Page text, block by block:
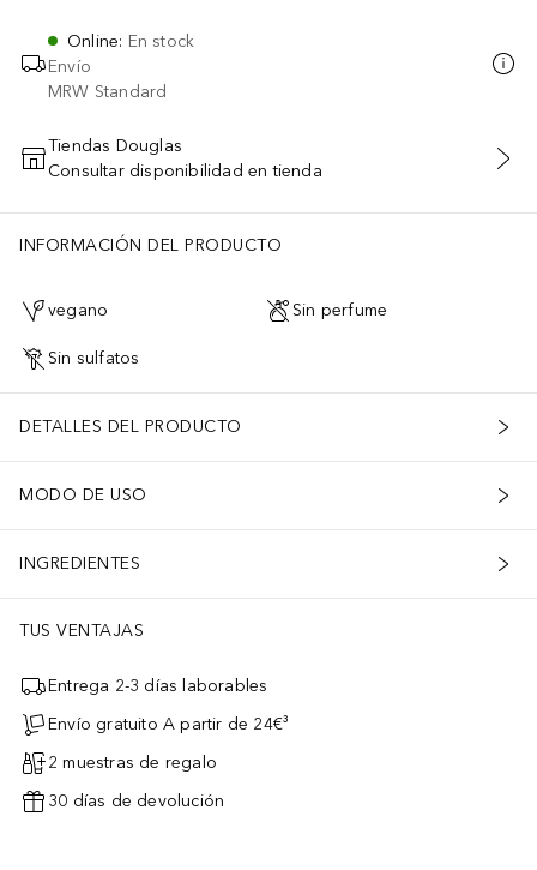
Online: En stock
Envío
MRW Standard
AÑADIR AL CARRITO
Tiendas Douglas
Consultar disponibilidad en tienda
INFORMACIÓN DEL PRODUCTO
vegano Sin perfume
Sin sulfatos
DETALLES DEL PRODUCTO
MODO DE USO
INGREDIENTES
TUS VENTAJAS
Entrega 2-3 días laborables
Envío gratuito A partir de 24€³
2 muestras de regalo
30 días de devolución